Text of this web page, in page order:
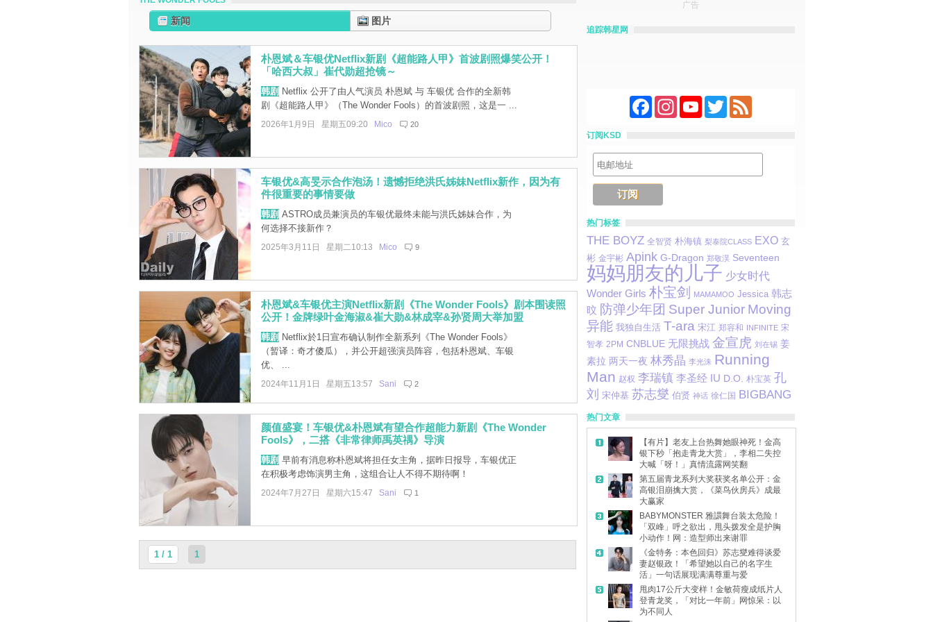
新闻 图片
朴恩斌＆车银优Netflix新剧《超能路人甲》首波剧照爆笑公开！
「哈西大叔」崔代勋超抢镜～
韩剧 Netflix 公开了由人气演员 朴恩斌 与 车银优 合作的全新韩
剧《超能路人甲》（The Wonder Fools）的首波剧照，这是一 ...
2026年1月9日 星期五09:20 Mico 20
车银优&高旻示合作泡汤！遗憾拒绝洪氏姊妹Netflix新作，因为有
件很重要的事情要做
韩剧 ASTRO成员兼演员的车银优最终未能与洪氏姊妹合作，为
何选择不接新作？
2025年3月11日 星期二10:13 Mico 9
朴恩斌&车银优主演Netflix新剧《The Wonder Fools》剧本围读照
公开！金牌绿叶金海淑&崔大勋&林成宰&孙贤周大举加盟
韩剧 Netflix於1日宣布确认制作全新系列《The Wonder Fools》
（暂译：奇才傻瓜），并公开超强演员阵容，包括朴恩斌、车银
优、 ...
2024年11月1日 星期五13:57 Sani 2
颜值盛宴！车银优&朴恩斌有望合作超能力新剧《The Wonder
Fools》，二搭《非常律师禹英禑》导演
韩剧 早前有消息称朴恩斌将担任女主角，据昨日报导，车银优正
在积极考虑饰演男主角，这组合让人不得不期待啊！
2024年7月27日 星期六15:47 Sani 1
1 / 1 1
广告
追踪韩星网
FacebookInstagramYouTubeTwitterFeed
订阅KSD
热门标签
THE BOYZ 全智贤 朴海镇 梨泰院CLASS EXO 玄
彬 金宇彬 Apink G-Dragon 郑敬淏 Seventeen
妈妈朋友的儿子 少女时代
Wonder Girls 朴宝剑 MAMAMOO Jessica 韩志
旼 防弹少年团 Super Junior Moving
异能 我独自生活 T-ara 宋江 郑容和 INFINITE 宋
智孝 2PM CNBLUE 无限挑战 金宣虎 刘在锡 姜
素拉 两天一夜 林秀晶 李光洙 Running
Man 赵权 李瑞镇 李圣经 IU D.O. 朴宝英 孔
刘
宋仲基 苏志燮 伯贤 神话 徐仁国 BIGBANG
热门文章
【有片】老友上台热舞她眼神死！金高
银下秒「抱走青龙大赏」，李相二失控
大喊「呀！」真情流露网笑翻
第五届青龙系列大奖获奖名单公开：金
高银泪崩擒大赏，《菜鸟伙房兵》成最
大赢家
BABYMONSTER 雅譞舞台装太危险！
「双峰」呼之欲出，甩头拨发全是护胸
小动作！网：造型师出来谢罪
《金特务：本色回归》苏志燮难得谈爱
妻赵银政！「希望她以自己的名字生
活」一句话展现满满尊重与爱
甩肉17公斤大变样！金敏荷瘦成纸片人
登青龙奖，「对比一年前」网惊呆：以
为不同人